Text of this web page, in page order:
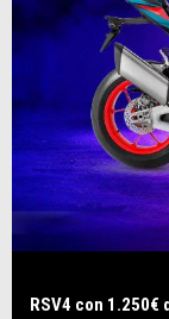
RSV4 con